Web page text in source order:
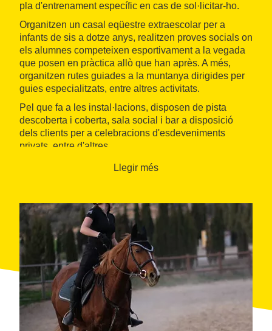
pla d'entrenament específic en cas de sol·licitar-ho.
Organitzen un casal eqüestre extraescolar per a
infants de sis a dotze anys, realitzen proves socials on
els alumnes competeixen esportivament a la vegada
que posen en pràctica allò que han après. A més,
organitzen rutes guiades a la muntanya dirigides per
guies especialitzats, entre altres activitats.
Pel que fa a les instal·lacions, disposen de pista
descoberta i coberta, sala social i bar a disposició
dels clients per a celebracions d'esdeveniments
privats, entre d'altres.
Llegir més